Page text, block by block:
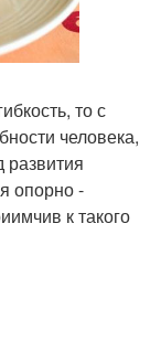
то с
человека,
опорно -
к такого